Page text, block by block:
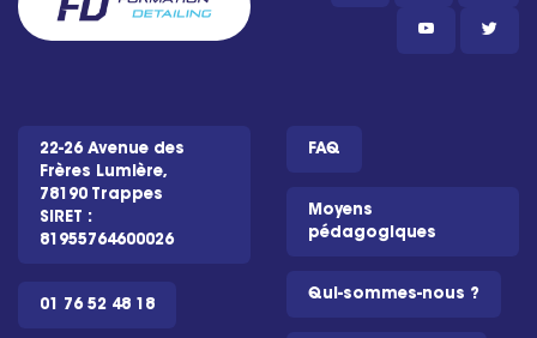
22-26 Avenue des
Frères Lumière,
78190 Trappes
SIRET :
81955764600026
01 76 52 48 18
FAQ
Moyens
pédagogiques
Qui-sommes-nous ?